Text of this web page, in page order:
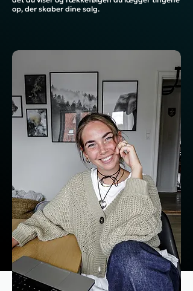
op, der skaber dine salg.